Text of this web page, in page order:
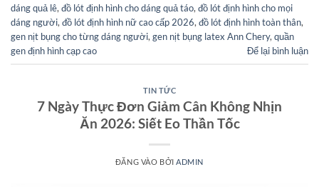
dáng quả lê, đồ lót định hình cho dáng quả táo, đồ lót định hình cho mọi
dáng người, đồ lót định hình nữ cao cấp 2026, đồ lót định hình toàn thân,
gen nịt bụng cho từng dáng người, gen nịt bụng latex Ann Chery, quần
gen định hình cạp cao
Để lại bình luận
TIN TỨC
7 Ngày Thực Đơn Giảm Cân Không Nhịn
Ăn 2026: Siết Eo Thần Tốc
ĐĂNG VÀO BỞIADMIN